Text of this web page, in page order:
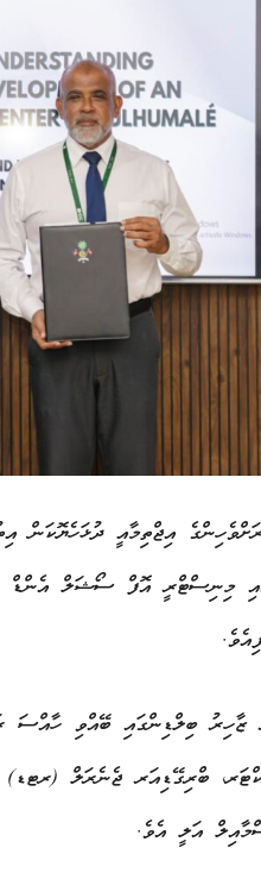
އިޖްތިމާއީ ދުޅަހެޔޮކަން
މިނިސްޓްރީ އޮފް ސޯޝަލް އެންޑް
ޒާހިރު ބިލްޑިންގައި ބޭއްވި ހާއްސަ
ބްރިގޭޑިއަރ ޖެނެރަލް
އަލީ އެވެ.